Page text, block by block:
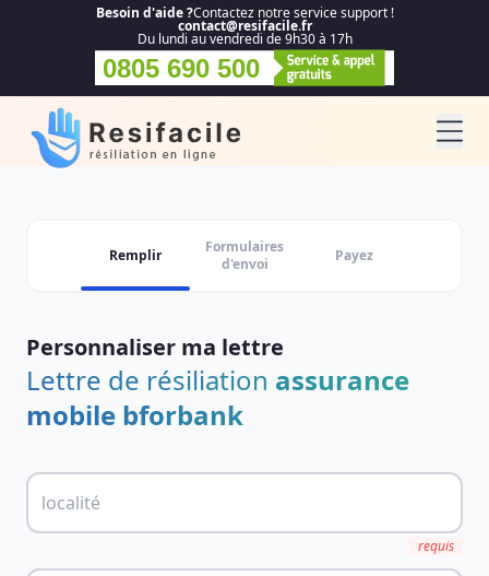
Besoin d'aide ?Contactez notre service support !
contact@resifacile.fr
Du lundi au vendredi de 9h30 à 17h
0805 690 500
Remplir
Formulaires
d'envoi
Payez
Personnaliser ma lettre
Lettre de résiliation assurance
mobile bforbank
requis